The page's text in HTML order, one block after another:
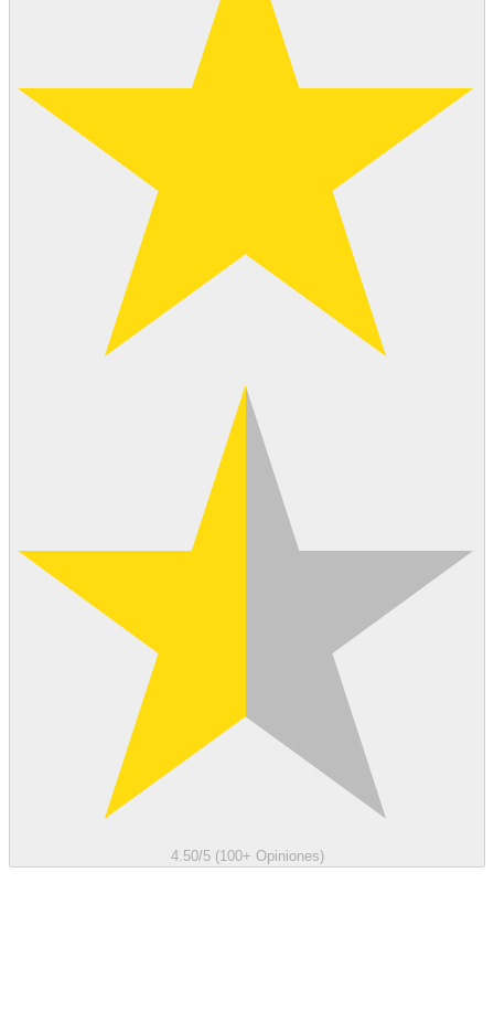
4.50/5 (100+ Opiniones)